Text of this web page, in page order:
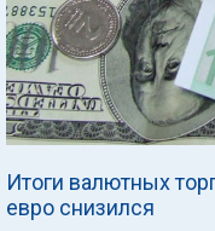
Итоги валютных
евро снизился